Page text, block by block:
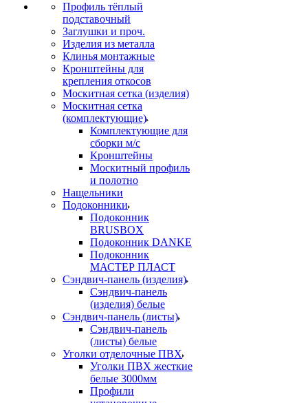
Профиль тёплый
подставочный
Заглушки и проч.
Изделия из металла
Клинья монтажные
Кронштейны для
крепления откосов
Москитная сетка (изделия)
Москитная сетка
(комплектующие)
Комплектующие для
сборки м/с
Кронштейны
Москитный профиль
и полотно
Нащельники
Подоконники
Подоконник
BRUSBOX
Подоконник DANKE
Подоконник
МАСТЕР ПЛАСТ
Сэндвич-панель (изделия)
Сэндвич-панель
(изделия) белые
Сэндвич-панель (листы)
Сэндвич-панель
(листы) белые
Уголки отделочные ПВХ
Уголки ПВХ жесткие
белые 3000мм
Профили